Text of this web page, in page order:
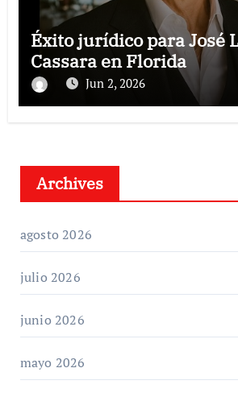
Éxito jurídico para José
Cassara en Florida
Jun 2, 2026
Archives
agosto 2026
julio 2026
junio 2026
mayo 2026